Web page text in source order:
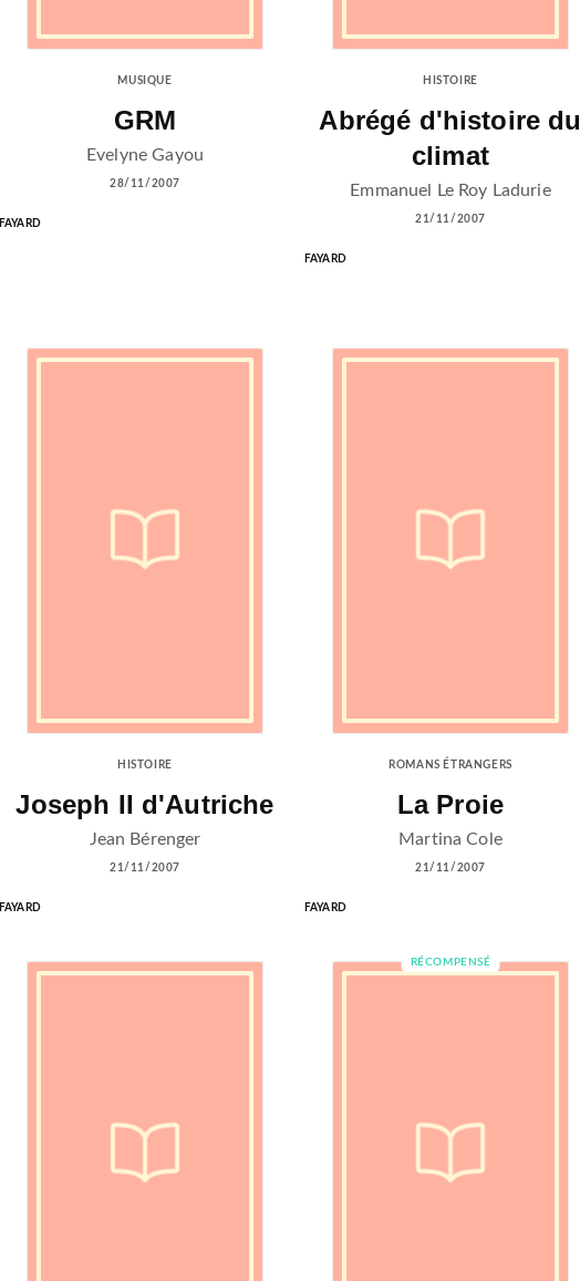
MUSIQUE
GRM
Evelyne Gayou
28/11/2007
FAYARD
HISTOIRE
Abrégé d'histoire du
climat
Emmanuel Le Roy Ladurie
21/11/2007
FAYARD
HISTOIRE
Joseph II d'Autriche
Jean Bérenger
21/11/2007
FAYARD
ROMANS ÉTRANGERS
La Proie
Martina Cole
21/11/2007
FAYARD
RÉCOMPENSÉ